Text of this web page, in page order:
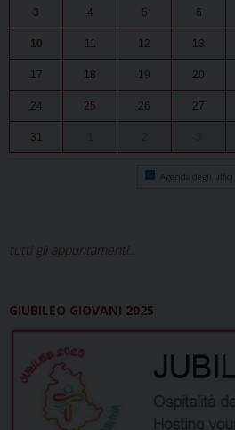
3 4 5 6
10 11 12 13
17 18 19 20
24 25 26 27
31
Agenda degli uffici
tutti gli appuntamenti...
GIUBILEO GIOVANI 2025